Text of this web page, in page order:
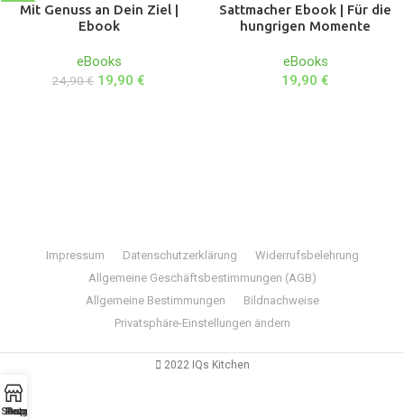
-20%Mit Genuss an Dein Ziel |
Ebook
eBooks
24,90€ 19,90 €
Sattmacher Ebook | Für die
hungrigen Momente
eBooks
19,90 €
Impressum Datenschutzerklärung
Widerrufsbelehrung
Allgemeine Geschäftsbestimmungen (AGB)
Allgemeine Bestimmungen
Bildnachweise
Privatsphäre-Einstellungen ändern
2022 IQs Kitchen
Shop
Rezepte
Ratgeber